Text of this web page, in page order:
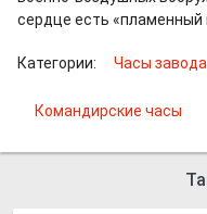
сердце есть «пламенный
Категории: Часы
Командирские часы